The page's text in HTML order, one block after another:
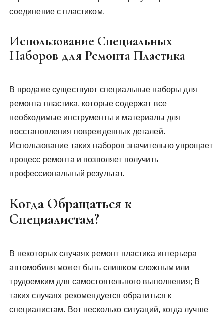
соединение с пластиком.
Использование Специальных
Наборов для Ремонта Пластика
В продаже существуют специальные наборы для
ремонта пластика, которые содержат все
необходимые инструменты и материалы для
восстановления поврежденных деталей.
Использование таких наборов значительно упрощает
процесс ремонта и позволяет получить
профессиональный результат.
Когда Обращаться к
Специалистам?
В некоторых случаях ремонт пластика интерьера
автомобиля может быть слишком сложным или
трудоемким для самостоятельного выполнения; В
таких случаях рекомендуется обратиться к
специалистам. Вот несколько ситуаций, когда лучше